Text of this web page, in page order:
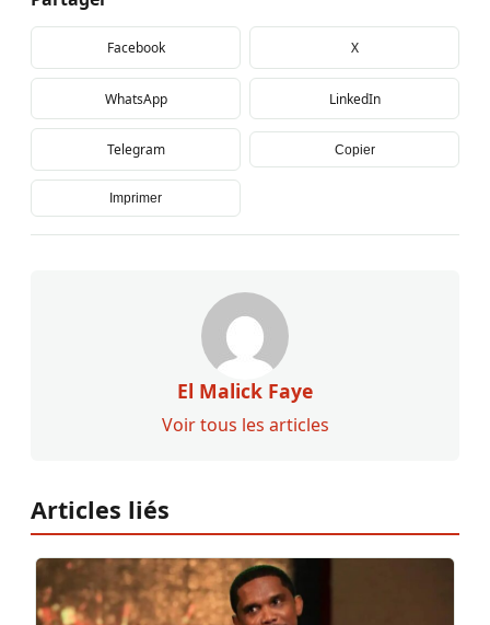
Facebook X
WhatsApp LinkedIn
Telegram Copier
Imprimer
El Malick Faye
Voir tous les articles
Articles liés